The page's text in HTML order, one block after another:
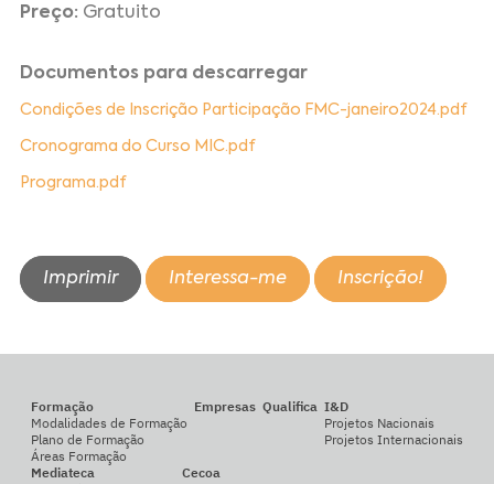
Preço: Gratuito
Documentos para descarregar
Condições de Inscrição Participação FMC-janeiro2024.pdf
Cronograma do Curso MIC.pdf
Programa.pdf
Imprimir Interessa-me Inscrição!
Formação
Modalidades de Formação
Plano de Formação
Áreas Formação
Empresas Qualifica I&D
Projetos Nacionais
Projetos Internacionais
Mediateca
Cecoa